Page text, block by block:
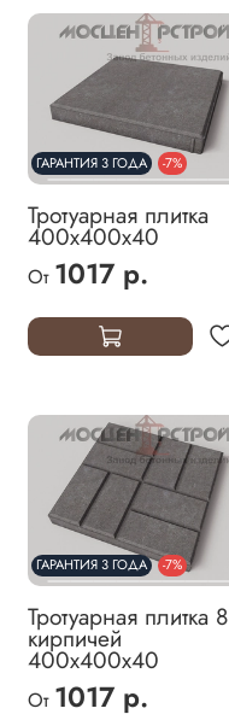
ГАРАНТИЯ 3 ГОДА -7%
Тротуарная плитка
400х400х40
От 1017 р.
ГАРАНТИЯ 3 ГОДА -7%
Тротуарная плитка 8
кирпичей
400х400х40
От 1017 р.